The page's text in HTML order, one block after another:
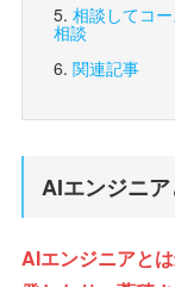
相談してコ
相談
関連記事
AIエンジニア
AIエンジニアと